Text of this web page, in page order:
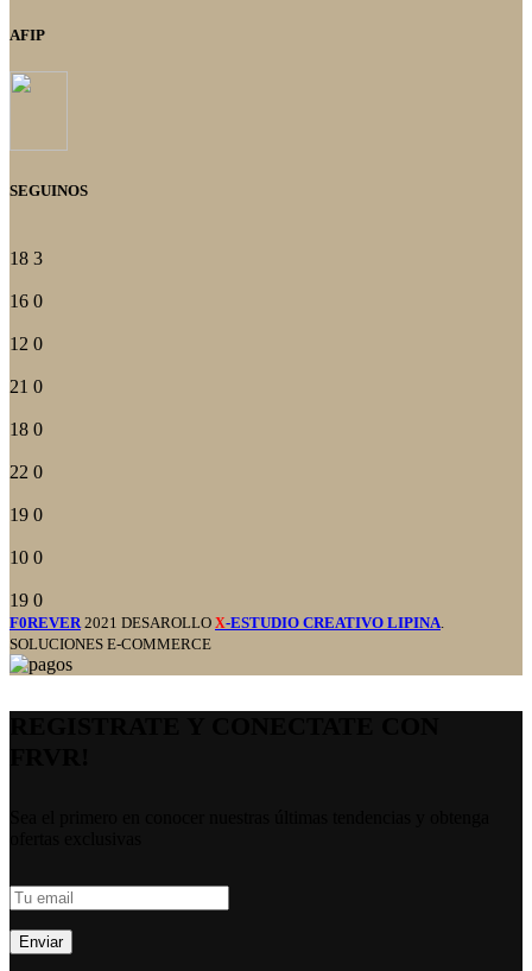
AFIP
SEGUINOS
18 3
16 0
12 0
21 0
18 0
22 0
19 0
10 0
19 0
F0REVER 2021 DESAROLLO X-ESTUDIO CREATIVO LIPINA.
SOLUCIONES E-COMMERCE